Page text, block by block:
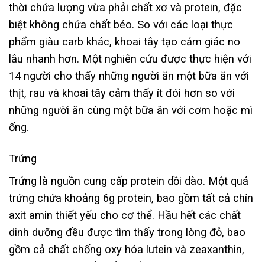
thời chứa lượng vừa phải chất xơ và protein, đặc
biệt không chứa chất béo. So với các loại thực
phẩm giàu carb khác, khoai tây tạo cảm giác no
lâu nhanh hơn. Một nghiên cứu được thực hiện với
14 người cho thấy những người ăn một bữa ăn với
thịt, rau và khoai tây cảm thấy ít đói hơn so với
những người ăn cùng một bữa ăn với cơm hoặc mì
ống.
Trứng
Trứng là nguồn cung cấp protein dồi dào. Một quả
trứng chứa khoảng 6g protein, bao gồm tất cả chín
axit amin thiết yếu cho cơ thể. Hầu hết các chất
dinh dưỡng đều được tìm thấy trong lòng đỏ, bao
gồm cả chất chống oxy hóa lutein và zeaxanthin,